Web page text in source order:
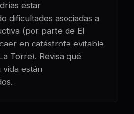
estar
dificultades asociadas a
(por parte de El
en catástrofe evitable
Torre). Revisa qué
están